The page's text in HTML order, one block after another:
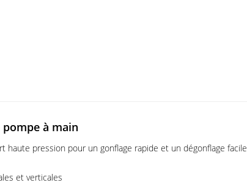
à main
haute pression pour un gonflage rapide et un dégonflage facile
et verticales